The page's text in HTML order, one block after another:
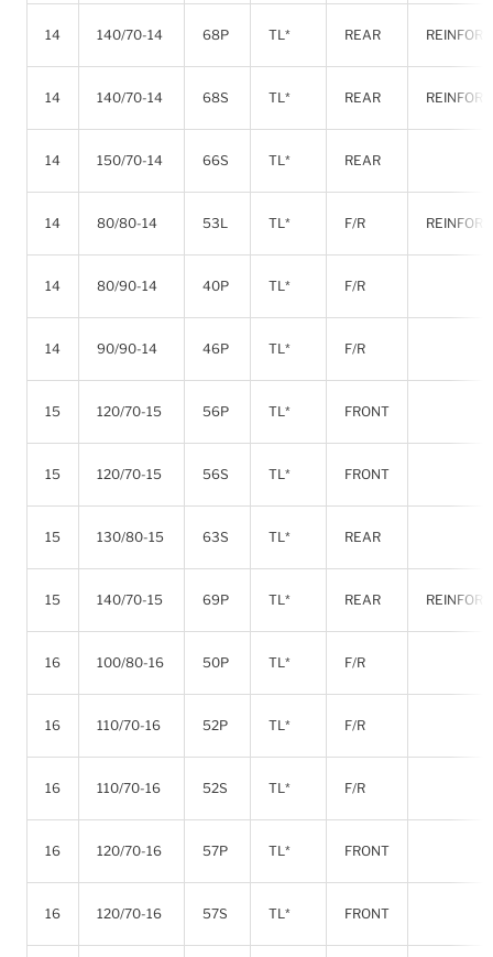
14 140/70-14 68P TL* REAR
14 140/70-14 68S TL* REAR
14 150/70-14 66S TL* REAR
14 80/80-14 53L TL* F/R
14 80/90-14 40P TL* F/R
14 90/90-14 46P TL* F/R
15 120/70-15 56P TL* FRONT
15 120/70-15 56S TL* FRONT
15 130/80-15 63S TL* REAR
15 140/70-15 69P TL* REAR
16 100/80-16 50P TL* F/R
16 110/70-16 52P TL* F/R
16 110/70-16 52S TL* F/R
16 120/70-16 57P TL* FRONT
16 120/70-16 57S TL* FRONT